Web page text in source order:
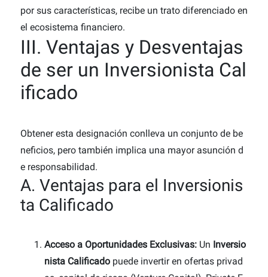
por sus características, recibe un trato diferenciado en
el ecosistema financiero.
III. Ventajas y Desventajas
de ser un Inversionista Cal
ificado
Obtener esta designación conlleva un conjunto de be
neficios, pero también implica una mayor asunción d
e responsabilidad.
A. Ventajas para el Inversionis
ta Calificado
Acceso a Oportunidades Exclusivas: Un Inversio
nista Calificado puede invertir en ofertas privad